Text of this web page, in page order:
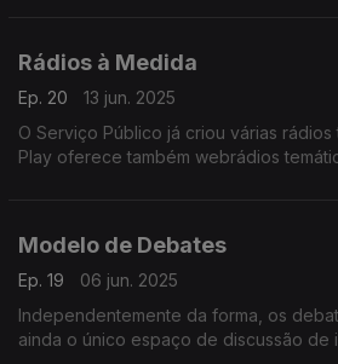
Rádios à Medida
Ep. 20
13 jun. 2025
O Serviço Público já criou várias rádios
Play oferece também webrádios
Modelo de Debates
Ep. 19
06 jun. 2025
Independentemente da forma, os
ainda o único espaço de discussão de